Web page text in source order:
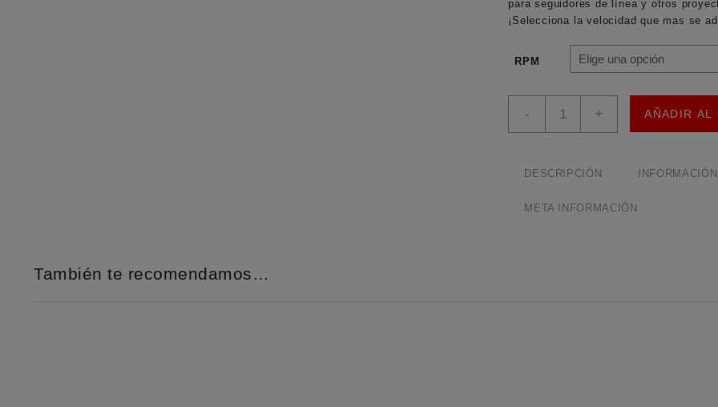
para seguidores de línea y otros
¡Selecciona la velocidad que mas se
RPM
-
N20
cantidad
+ AÑADIR AL
DESCRIPCIÓN
META INFORMACIÓN
También te recomendamos…